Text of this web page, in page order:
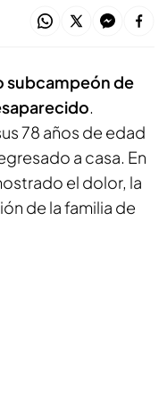
subcampeón de
.
78 años de edad
a casa. En
el dolor, la
de la familia de